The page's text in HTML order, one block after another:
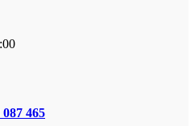
087 465